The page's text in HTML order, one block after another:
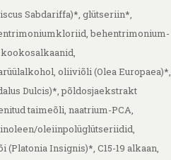
Sabdariffa)*, glütseriin*,
behentrimonium-
oliiviõli (Olea Europaea)*,
Dulcis)*, põldosjaekstrakt
taimeõli, naatrium-PCA,
oleiinpolüglütseriidid,
Insignis)*, C15-19 alkaan,